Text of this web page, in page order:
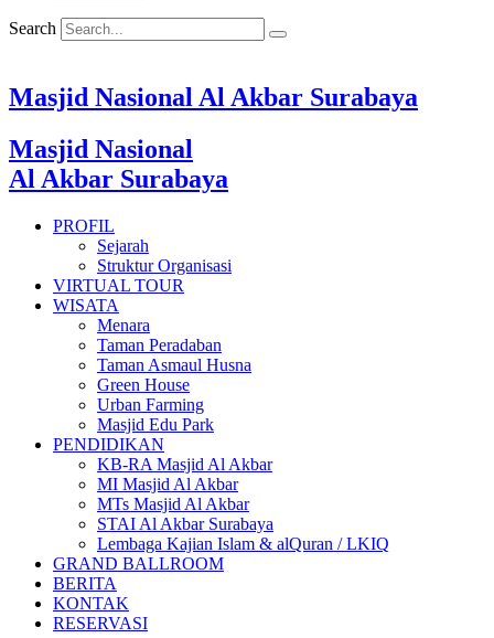
Search
Masjid Nasional Al Akbar Surabaya
Masjid Nasional
Al Akbar Surabaya
PROFIL
Sejarah
Struktur Organisasi
VIRTUAL TOUR
WISATA
Menara
Taman Peradaban
Taman Asmaul Husna
Green House
Urban Farming
Masjid Edu Park
PENDIDIKAN
KB-RA Masjid Al Akbar
MI Masjid Al Akbar
MTs Masjid Al Akbar
STAI Al Akbar Surabaya
Lembaga Kajian Islam & alQuran / LKIQ
GRAND BALLROOM
BERITA
KONTAK
RESERVASI